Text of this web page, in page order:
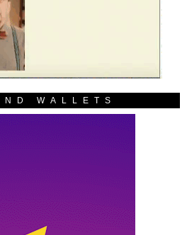
WALLETS